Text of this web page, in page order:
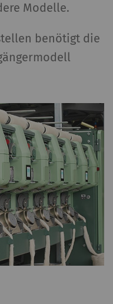
Modelle.
benötigt die